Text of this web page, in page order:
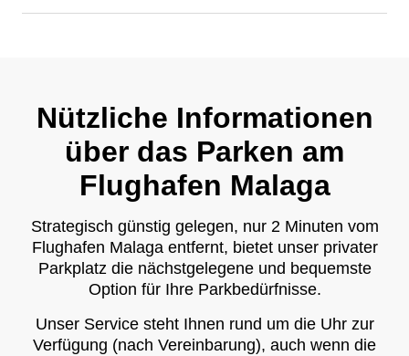
Nützliche Informationen
über das Parken am
Flughafen Malaga
Strategisch günstig gelegen, nur 2 Minuten vom
Flughafen Malaga entfernt, bietet unser privater
Parkplatz die nächstgelegene und bequemste
Option für Ihre Parkbedürfnisse.
Unser Service steht Ihnen rund um die Uhr zur
Verfügung (nach Vereinbarung), auch wenn die